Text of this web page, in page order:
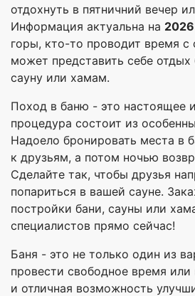
отдохнуть в пятничний вечер
Информация актуальна на 2026
горы, кто-то проводит время с
может представить себе отдых
сауну или хамам.
Поход в баню - это настоящее
процедура состоит из
Надоело бронировать места в
к друзьям, а потом ночью
Сделайте так, чтобы друзья
попариться в вашей сауне.
постройки бани, сауны или
специалистов прямо сейчас!
Баня - это не только один из
провести свободное время
и отличная возможность